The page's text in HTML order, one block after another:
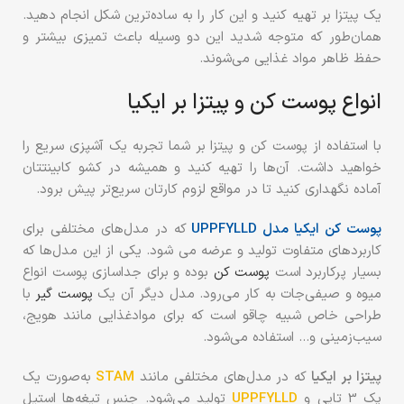
یک پیتزا بر تهیه کنید و این کار را به ساده‌ترین شکل انجام دهید.
همان‌طور که متوجه شدید این دو وسیله باعث تمیزی بیشتر و
حفظ ظاهر مواد غذایی می‌شوند.
انواع پوست کن و پیتزا بر ایکیا
با استفاده از پوست کن و پیتزا بر شما تجربه یک آشپزی سریع را
خواهید داشت. آن‌ها را تهیه کنید و همیشه در کشو کابینتتان
آماده نگهداری کنید تا در مواقع لزوم کارتان سریع‌تر پیش برود.
پوست کن ایکیا مدل UPPFYLLD که در مدل‌‌های مختلفی برای
کاربردهای متفاوت تولید و عرضه می شود. یکی از این مدل‌ها که
بسیار پرکاربرد است پوست کن بوده و برای جداسازی پوست انواع
میوه و صیفی‌جات به کار می‌رود. مدل دیگر آن یک پوست گیر با
طراحی خاص شبیه چاقو است که برای موادغذایی مانند هویج،
سیب‌زمینی و… استفاده می‌شود.
پیتزا بر ایکیا که در مدل‌های مختلفی مانند STAM به‌صورت یک
پک 3 تایی و
UPPFYLLD تولید می‌شود. جنس تیغه‌ها استیل